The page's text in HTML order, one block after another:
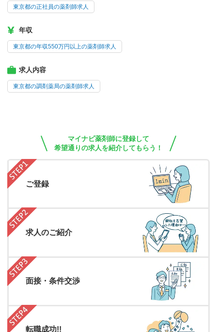
東京都の正社員の薬剤師求人
年収
東京都の年収550万円以上の薬剤師求人
求人内容
東京都の調剤薬局の薬剤師求人
マイナビ薬剤師に登録して
希望通りの求人を紹介してもらう！
ご登録
求人のご紹介
面接・条件交渉
転職成功!!